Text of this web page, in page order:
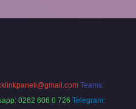
Teams:
0262 606 0 726 Telegram: